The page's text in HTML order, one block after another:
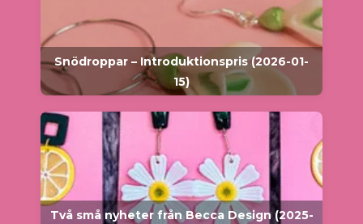
Snödroppar – Introduktionspris (2026-01-
15)
Två små nyheter från Becca Design (2025-